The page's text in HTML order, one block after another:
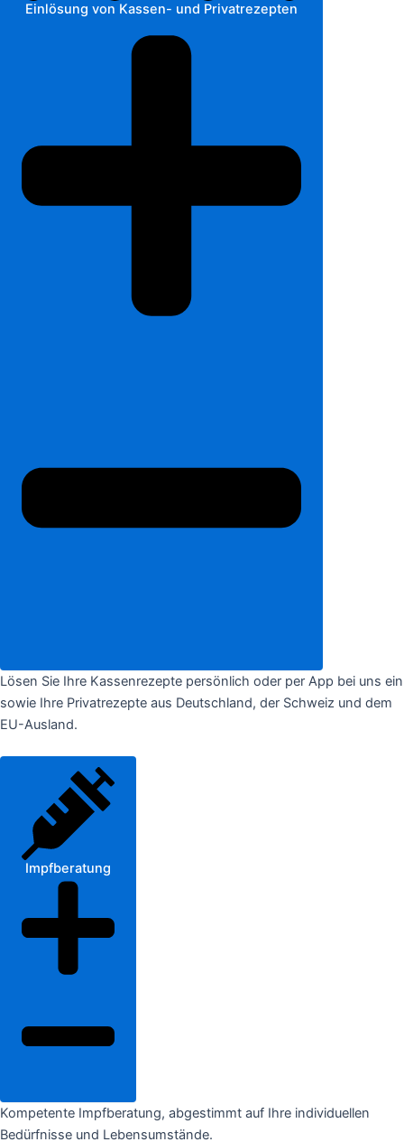
Einlösung von Kassen- und Privatrezepten
Lösen Sie Ihre Kassenrezepte persönlich oder per App bei uns ein
sowie Ihre Privatrezepte aus Deutschland, der Schweiz und dem
EU-Ausland.
Impfberatung
Kompetente Impfberatung, abgestimmt auf Ihre individuellen
Bedürfnisse und Lebensumstände.